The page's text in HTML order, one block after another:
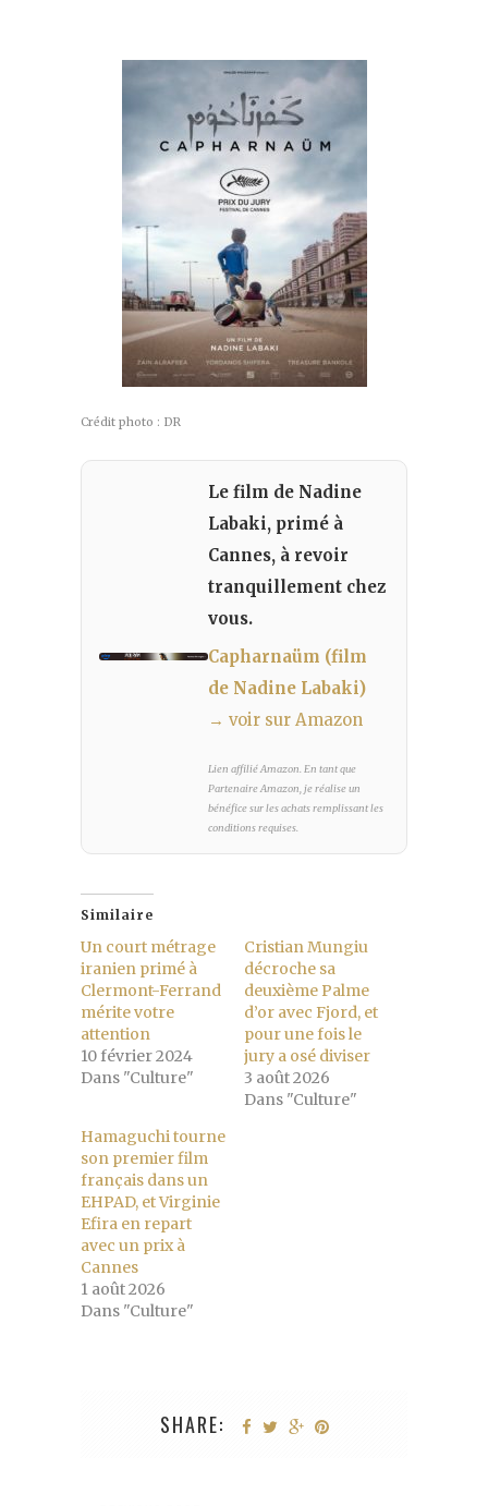
Crédit photo : DR
Le film de Nadine
Labaki, primé à
Cannes, à revoir
tranquillement chez
vous.
Capharnaüm (film
de Nadine Labaki)
→ voir sur Amazon
Lien affilié Amazon. En tant que
Partenaire Amazon, je réalise un
bénéfice sur les achats remplissant les
conditions requises.
Similaire
Un court métrage
iranien primé à
Clermont-Ferrand
mérite votre
attention
10 février 2024
Dans "Culture"
Cristian Mungiu
décroche sa
deuxième Palme
d’or avec Fjord, et
pour une fois le
jury a osé diviser
3 août 2026
Dans "Culture"
Hamaguchi tourne
son premier film
français dans un
EHPAD, et Virginie
Efira en repart
avec un prix à
Cannes
1 août 2026
Dans "Culture"
SHARE: